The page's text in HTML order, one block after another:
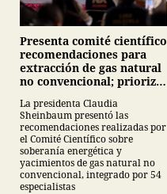
Presenta comité científico
recomendaciones para
extracción de gas natural
no convencional; prioriza
descarta yacimiento
Tampico-Misantla
La presidenta Claudia
Sheinbaum presentó las
recomendaciones realizadas por
el Comité Científico sobre
soberanía energética y
yacimientos de gas natural no
convencional, integrado por 54
especialistas